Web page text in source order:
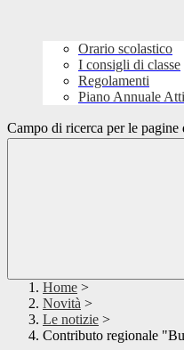
Orario scolastico
I consigli di classe
Regolamenti
Piano Annuale
Campo di ricerca per le pagine
Home >
Novità >
Le notizie >
Contributo regionale